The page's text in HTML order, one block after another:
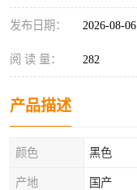
发布日期： 2026-08-06
阅 读 量： 282
产品描述
颜色 黑色
产地 国产